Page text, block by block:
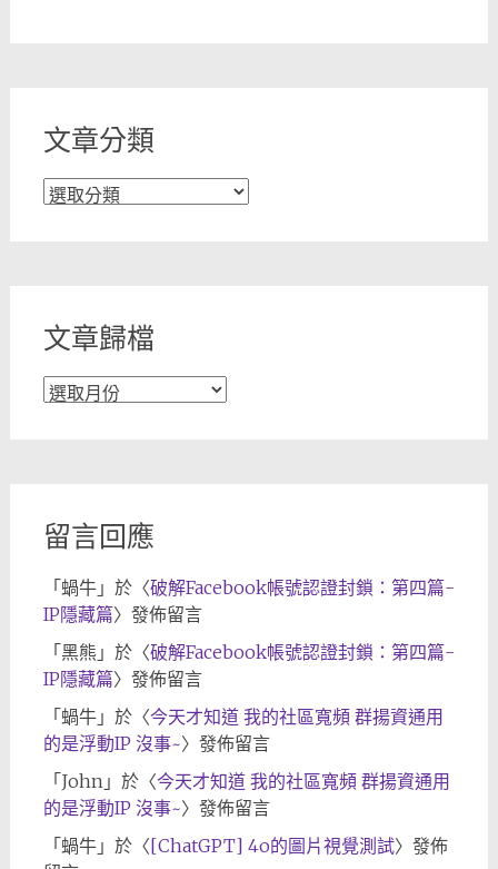
文章分類
文
文章歸檔
文
留言回應
「蝸牛」於〈破解Facebook帳號認證封鎖：第四篇-
IP隱藏篇〉發佈留言
「黑熊 」於〈破解Facebook帳號認證封鎖：第四篇-
IP隱藏篇〉發佈留言
「蝸牛」於〈今天才知道 我的社區寬頻 群揚資通用
的是浮動IP 沒事~〉發佈留言
「John 」於〈今天才知道 我的社區寬頻 群揚資通用
的是浮動IP 沒事~〉發佈留言
「蝸牛」於〈[ChatGPT] 4o的圖片視覺測試〉發佈